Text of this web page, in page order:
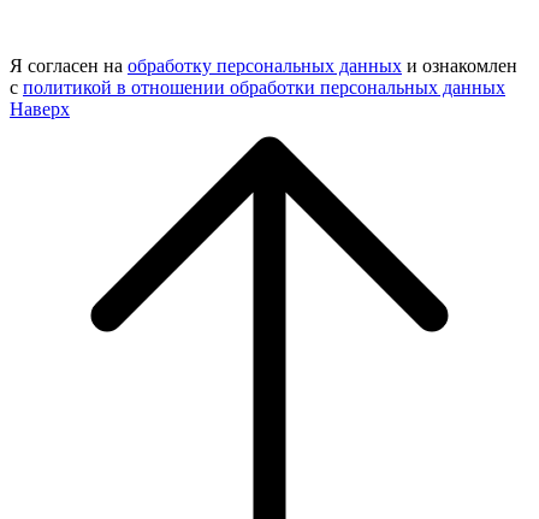
Я согласен на обработку персональных данных и ознакомлен
с политикой в отношении обработки персональных данных
Наверх